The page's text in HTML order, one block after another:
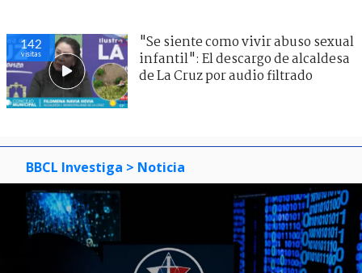
142
visitas
"Se siente como vivir abuso sexual
infantil": El descargo de alcaldesa
de La Cruz por audio filtrado
BBCL Investiga > Noticia